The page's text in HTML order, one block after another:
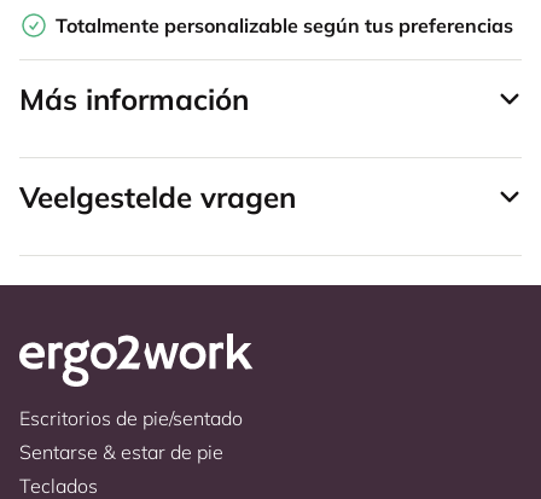
Totalmente personalizable según tus preferencias
Más información
Veelgestelde vragen
Escritorios de pie/sentado
Sentarse & estar de pie
Teclados